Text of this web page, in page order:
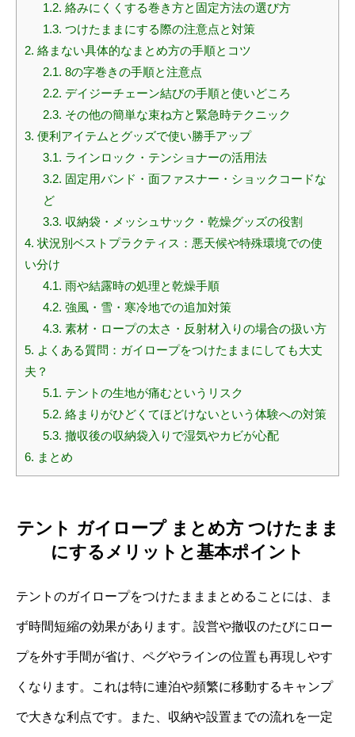
1.2. 絡みにくくする巻き方と固定方法の選び方
1.3. つけたままにする際の注意点と対策
2. 絡まない具体的なまとめ方の手順とコツ
2.1. 8の字巻きの手順と注意点
2.2. デイジーチェーン結びの手順と使いどころ
2.3. その他の簡単な束ね方と緊急時テクニック
3. 便利アイテムとグッズで使い勝手アップ
3.1. ラインロック・テンショナーの活用法
3.2. 固定用バンド・面ファスナー・ショックコードな
ど
3.3. 収納袋・メッシュサック・乾燥グッズの役割
4. 状況別ベストプラクティス：悪天候や特殊環境での使
い分け
4.1. 雨や結露時の処理と乾燥手順
4.2. 強風・雪・寒冷地での追加対策
4.3. 素材・ロープの太さ・反射材入りの場合の扱い方
5. よくある質問：ガイロープをつけたままにしても大丈
夫？
5.1. テントの生地が痛むというリスク
5.2. 絡まりがひどくてほどけないという体験への対策
5.3. 撤収後の収納袋入りで湿気やカビが心配
6. まとめ
テント ガイロープ まとめ方 つけたまま
にするメリットと基本ポイント
テントのガイロープをつけたまままとめることには、ま
ず時間短縮の効果があります。設営や撤収のたびにロー
プを外す手間が省け、ペグやラインの位置も再現しやす
くなります。これは特に連泊や頻繁に移動するキャンプ
で大きな利点です。また、収納や設置までの流れを一定